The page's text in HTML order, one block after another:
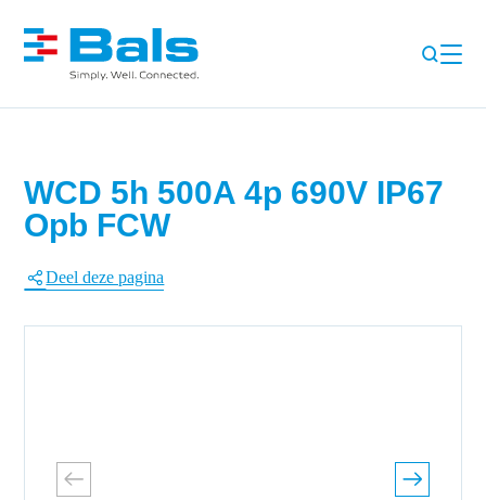
WCD 5h 500A 4p 690V IP67
Opb FCW
Deel deze pagina